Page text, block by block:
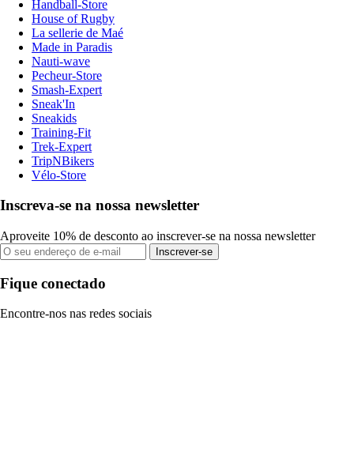
Handball-Store
House of Rugby
La sellerie de Maé
Made in Paradis
Nauti-wave
Pecheur-Store
Smash-Expert
Sneak'In
Sneakids
Training-Fit
Trek-Expert
TripNBikers
Vélo-Store
Inscreva-se na nossa newsletter
Aproveite 10% de desconto ao inscrever-se na nossa newsletter
Inscrever-se
Fique conectado
Encontre-nos nas redes sociais